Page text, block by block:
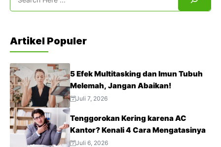
Artikel Populer
5 Efek Multitasking dan Imun Tubuh
Melemah, Jangan Abaikan!
Juli 7, 2026
Tenggorokan Kering karena AC
Kantor? Kenali 4 Cara Mengatasinya
Juli 6, 2026